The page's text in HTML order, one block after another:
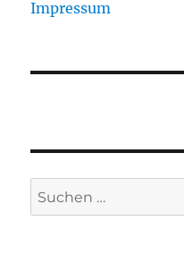
Impressum
Suchen
nach: